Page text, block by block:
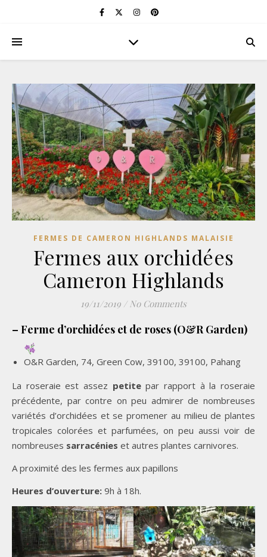
FERMES DE CAMERON HIGHLANDS MALAISIE
Fermes aux orchidées
Cameron Highlands
19/11/2019 / No Comments
– Ferme d’orchidées et de roses (O&R Garden)
O&R Garden, 74, Green Cow, 39100, 39100, Pahang
La roseraie est assez petitepar rapport à la roseraie
précédente, par contre on peu admirer de nombreuses
variétés d’orchidées et se promener au milieu de plantes
tropicales colorées et parfumées, on peu aussi voir de
nombreuses sarracénies et autres plantes carnivores.
A proximité des les fermes aux papillons
Heures d’ouverture: 9h à 18h.